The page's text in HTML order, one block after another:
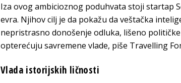
Iza ovog ambicioznog poduhvata stoji startap
evra. Njihov cilj je da pokažu da veštačka
nepristrasno donošenje odluka, lišeno
opterećuju savremene vlade, piše Travelling
Vlada istorijskih ličnosti